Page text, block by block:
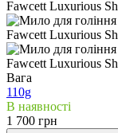
Вага
110g
В наявності
1 700 грн